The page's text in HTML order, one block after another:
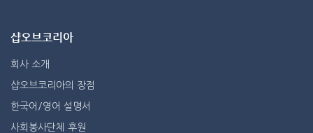
샵오브코리아
회사 소개
샵오브코리아의 장점
한국어/영어 설명서
사회봉사단체 후원